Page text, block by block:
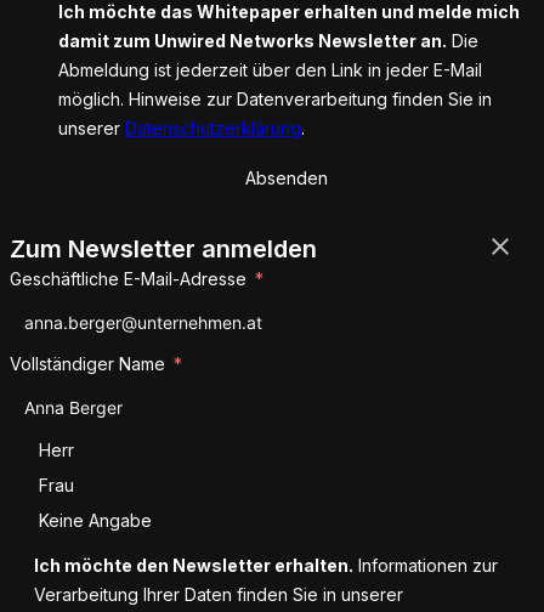
Ich möchte das Whitepaper erhalten und melde mich
damit zum Unwired Networks Newsletter an. Die
Abmeldung ist jederzeit über den Link in jeder E-Mail
möglich. Hinweise zur Datenverarbeitung finden Sie in
unserer Datenschutzerklärung.
Absenden
Zum Newsletter anmelden
Geschäftliche E-Mail-Adresse
Vollständiger Name
Anrede
Herr
Frau
Keine Angabe
Ich möchte den Newsletter erhalten. Informationen zur
Verarbeitung Ihrer Daten finden Sie in unserer